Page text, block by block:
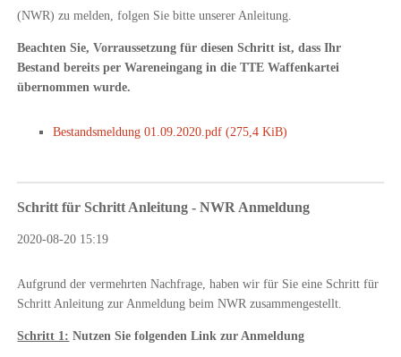
(NWR) zu melden, folgen Sie bitte unserer Anleitung.
Beachten Sie, Vorraussetzung für diesen Schritt ist, dass Ihr
Bestand bereits per Wareneingang in die TTE Waffenkartei
übernommen wurde.
Bestandsmeldung 01.09.2020.pdf(275,4 KiB)
Schritt für Schritt Anleitung - NWR Anmeldung
2020-08-20 15:19
Aufgrund der vermehrten Nachfrage, haben wir für Sie eine Schritt für
Schritt Anleitung zur Anmeldung beim NWR zusammengestellt.
Schritt 1: Nutzen Sie folgenden Link zur Anmeldung